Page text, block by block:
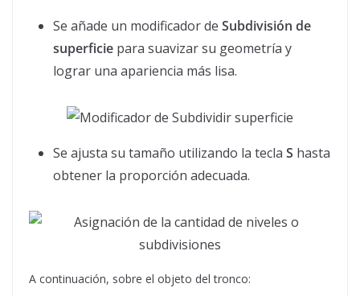
Se añade un modificador de Subdivisión de
superficie para suavizar su geometría y
lograr una apariencia más lisa.
Se ajusta su tamaño utilizando la tecla S hasta
obtener la proporción adecuada.
A continuación, sobre el objeto del tronco: